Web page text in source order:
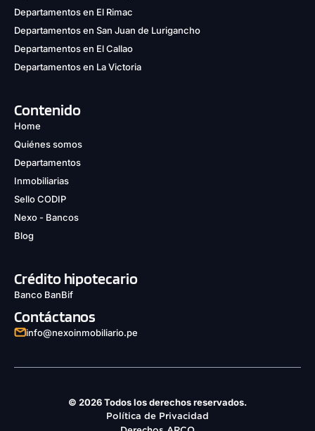
Departamentos en El Rimac
Departamentos en San Juan de Lurigancho
Departamentos en El Callao
Departamentos en La Victoria
Contenido
Home
Quiénes somos
Departamentos
Inmobiliarias
Sello CODIP
Nexo - Bancos
Blog
Crédito hipotecario
Banco BanBif
Contáctanos
info@nexoinmobiliario.pe
© 2026 Todos los derechos reservados.
Política de Privacidad